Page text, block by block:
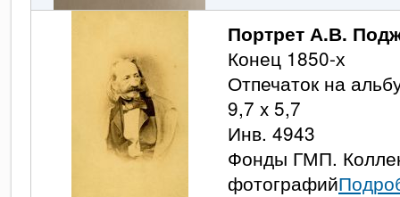
Портрет А.В.
Конец 1850-х
Отпечаток на
9,7 x 5,7
Инв. 4943
Фонды ГМП.
фотографий